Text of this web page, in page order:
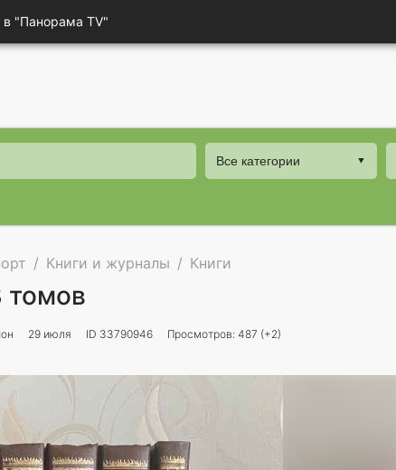
в "Панорама TV"
Все категории
Книги и журналы Книги
томов
29 июля ID 33790946 Просмотров: 487 (+2)